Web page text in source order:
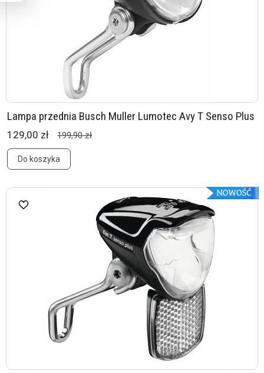
Lampa przednia Busch Muller Lumotec Avy T Senso Plus
129,00 zł 199,90 zł
Do koszyka